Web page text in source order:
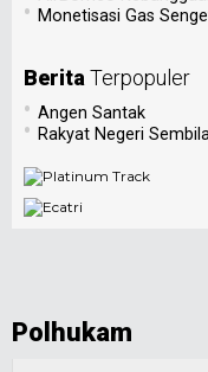
• Monetisasi Gas
Berita Terpopuler
• Angen Santak
• Rakyat Negeri
Polhukam